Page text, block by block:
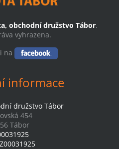
obchodní družstvo Tábor.
vyhrazena.
na
informace
družstvo Tábor
454
Tábor